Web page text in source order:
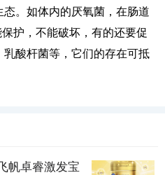
。如体内的厌氧菌，在肠道
护，不能破坏，有的还要促
酸杆菌等，它们的存在可抵
帆卓睿激发宝